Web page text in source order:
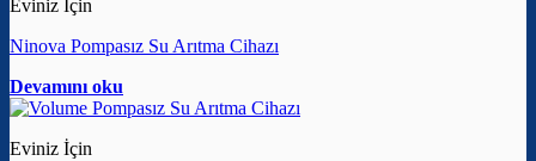
Eviniz İçin
Ninova Pompasız Su Arıtma Cihazı
Devamını oku
Eviniz İçin